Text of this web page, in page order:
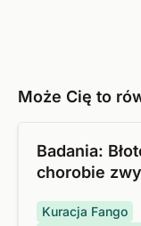
Może Cię to
Badania:
chorobie
Kuracja Fango